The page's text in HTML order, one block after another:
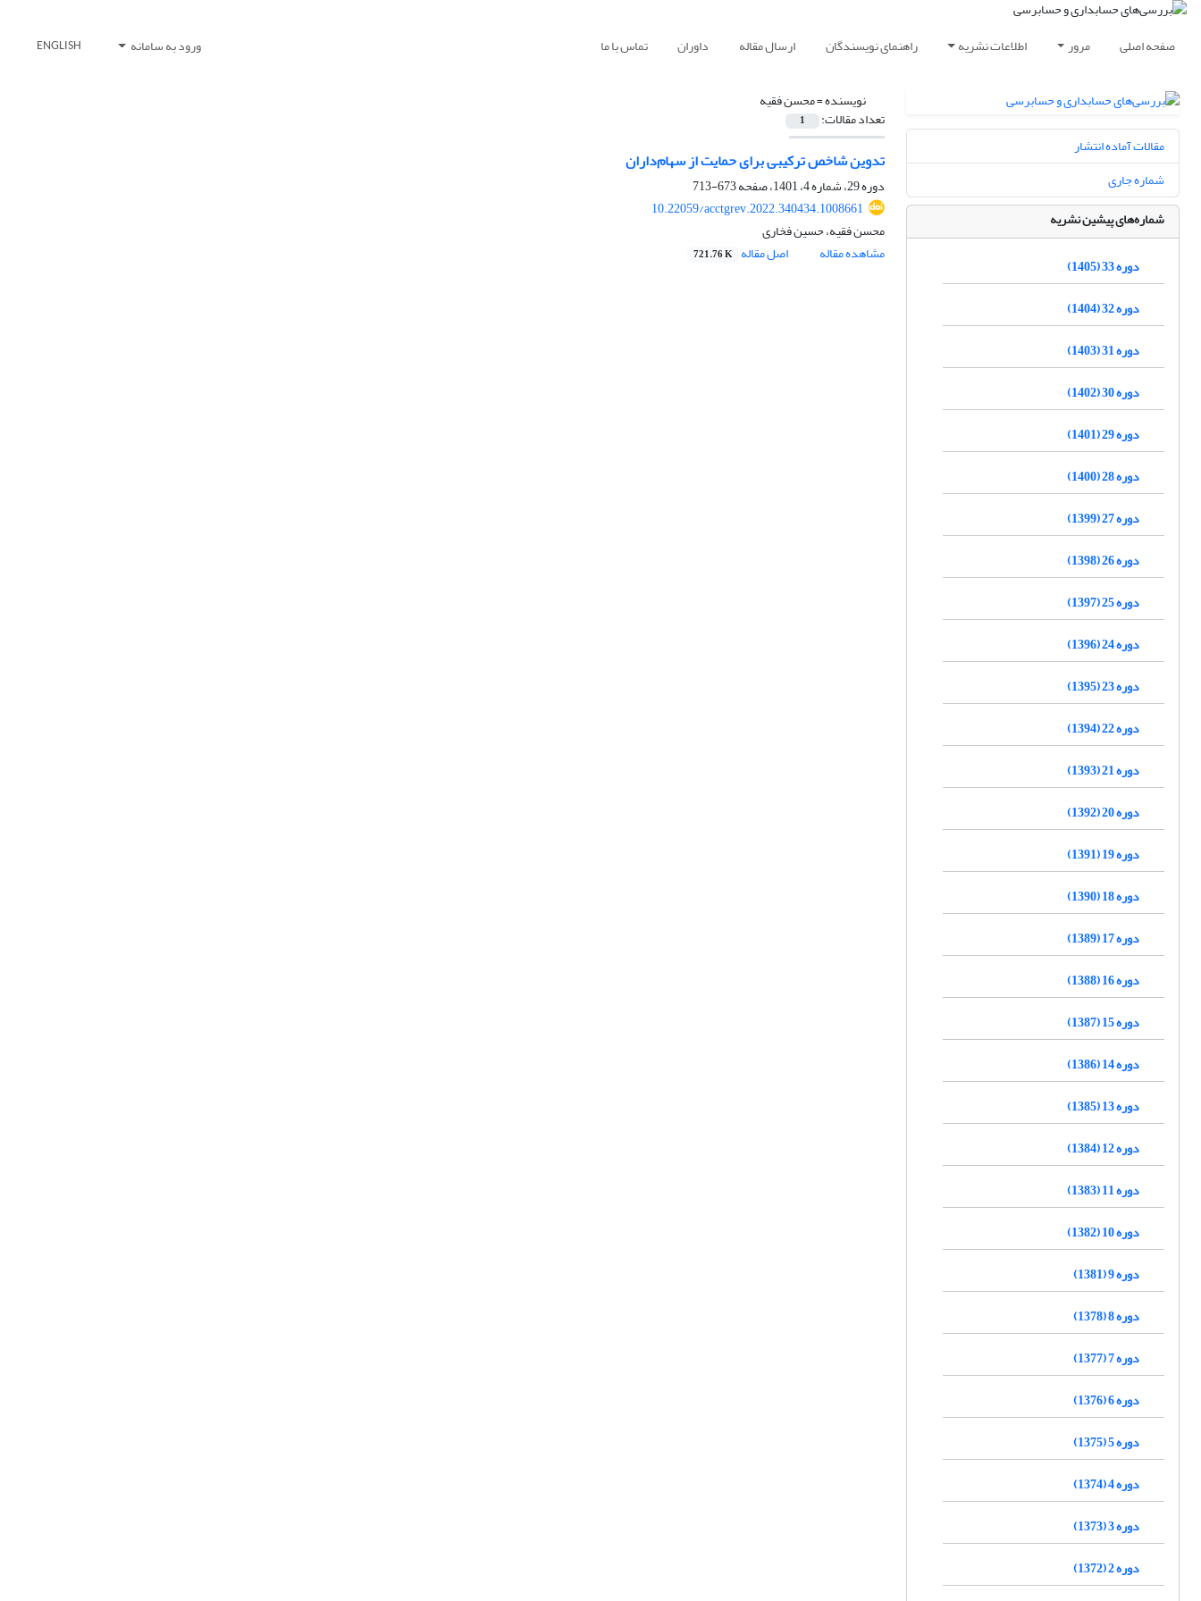
صفحه اصلی مرور اطلاعات نشریه راهنمای نویسندگان ارسال مقاله داوران تماس با ما ورود به سامانه ENGLISH
نویسنده =محسن فقیه
تعداد مقالات: 1
تدوین شاخص ترکیبی برای حمایت از سهام‌داران
دوره 29، شماره 4، 1401، صفحه
673-713
10.22059/acctgrev.2022.340434.1008661
محسن فقیه، حسین فخاری
مشاهده مقاله
اصل مقاله 721.76 K
مقالات آماده انتشار
شماره جاری
شماره‌های پیشین نشریه
دوره 33 (1405)
دوره 32 (1404)
دوره 31 (1403)
دوره 30 (1402)
دوره 29 (1401)
دوره 28 (1400)
دوره 27 (1399)
دوره 26 (1398)
دوره 25 (1397)
دوره 24 (1396)
دوره 23 (1395)
دوره 22 (1394)
دوره 21 (1393)
دوره 20 (1392)
دوره 19 (1391)
دوره 18 (1390)
دوره 17 (1389)
دوره 16 (1388)
دوره 15 (1387)
دوره 14 (1386)
دوره 13 (1385)
دوره 12 (1384)
دوره 11 (1383)
دوره 10 (1382)
دوره 9 (1381)
دوره 8 (1378)
دوره 7 (1377)
دوره 6 (1376)
دوره 5 (1375)
دوره 4 (1374)
دوره 3 (1373)
دوره 2 (1372)